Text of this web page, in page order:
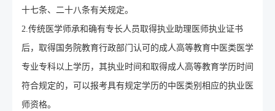
十七条、二十八条有关规定。
2.传统医学师承和确有专长人员取得执业助理医师执业证书
后，取得国务院教育行政部门认可的成人高等教育中医类医学
专业专科以上学历，其执业时间和取得成人高等教育学历时间
符合规定的，可以报考具有规定学历的中医类别相应的执业医
师资格。